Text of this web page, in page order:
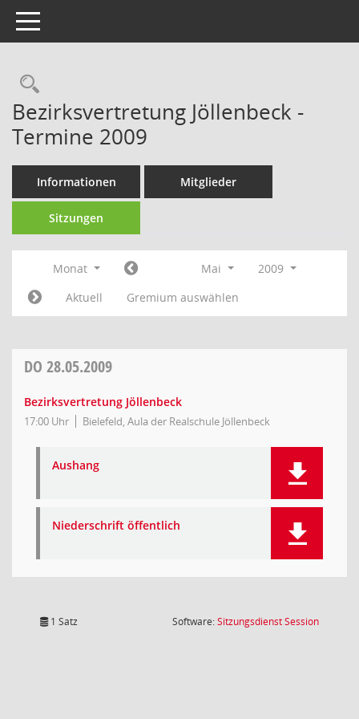
Toggle navigation
Rechercheauswahl
Bezirksvertretung Jöllenbeck -
Termine 2009
Informationen Mitglieder
Sitzungen
Monat Mai
2009
Aktuell
Gremium auswählen
DO 28.05.2009
Bezirksvertretung Jöllenbeck
17:00 Uhr Bielefeld, Aula der Realschule Jöllenbeck
Aushang
Niederschrift öffentlich
1 Satz Software:SitzungsdienstSession(Wird in